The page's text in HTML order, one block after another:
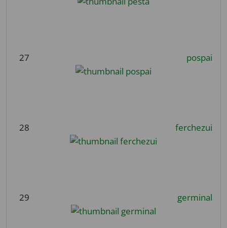
27 pospai
28 ferchezui
29 germinal